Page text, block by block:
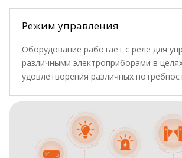
Режим управления
Оборудование работает с реле для
различными электроприборами в
удовлетворения различных